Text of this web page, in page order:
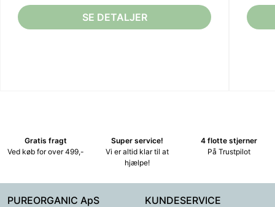
SE DETALJER
Gratis fragt
Ved køb for over 499,-
Super service!
Vi er altid klar til at
hjælpe!
4 flotte stjerner
På Trustpilot
PUREORGANIC ApS
KUNDESERVICE